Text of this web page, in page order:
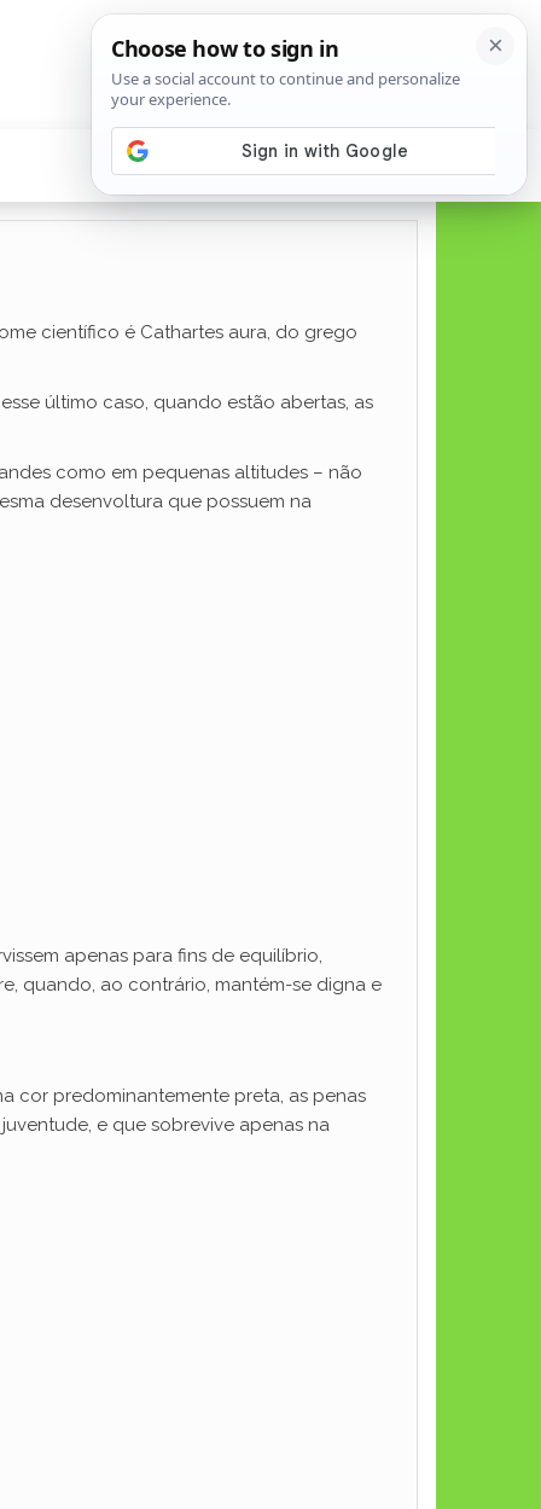
científico é Cathartes aura, do grego
último caso, quando estão abertas, as
como em pequenas altitudes – não
desenvoltura que possuem na
apenas para fins de equilíbrio,
quando, ao contrário, mantém-se digna e
cor predominantemente preta, as penas
e que sobrevive apenas na